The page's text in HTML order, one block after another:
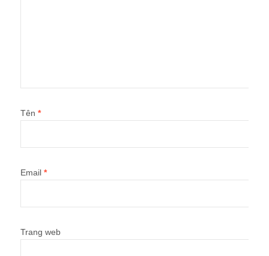
Tên *
Email *
Trang web